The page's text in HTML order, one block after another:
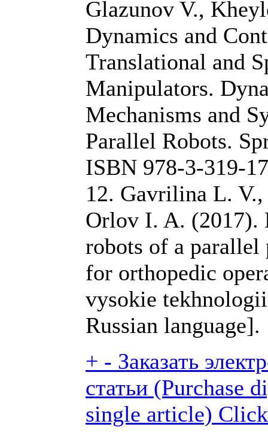
Glazunov V.,
Dynamics and
Translational and
Manipulators.
Mechanisms and
Parallel Robots.
ISBN 978-3-319-
12. Gavrilina L.
Orlov I. A. (2017).
robots of a parallel
for orthopedic
vysokie
Russian language].
+ - Заказать
статьи (Purchase
single article)